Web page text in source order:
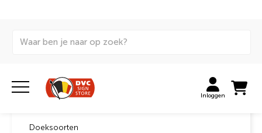
Inloggen
Over ons
Doeksoorten